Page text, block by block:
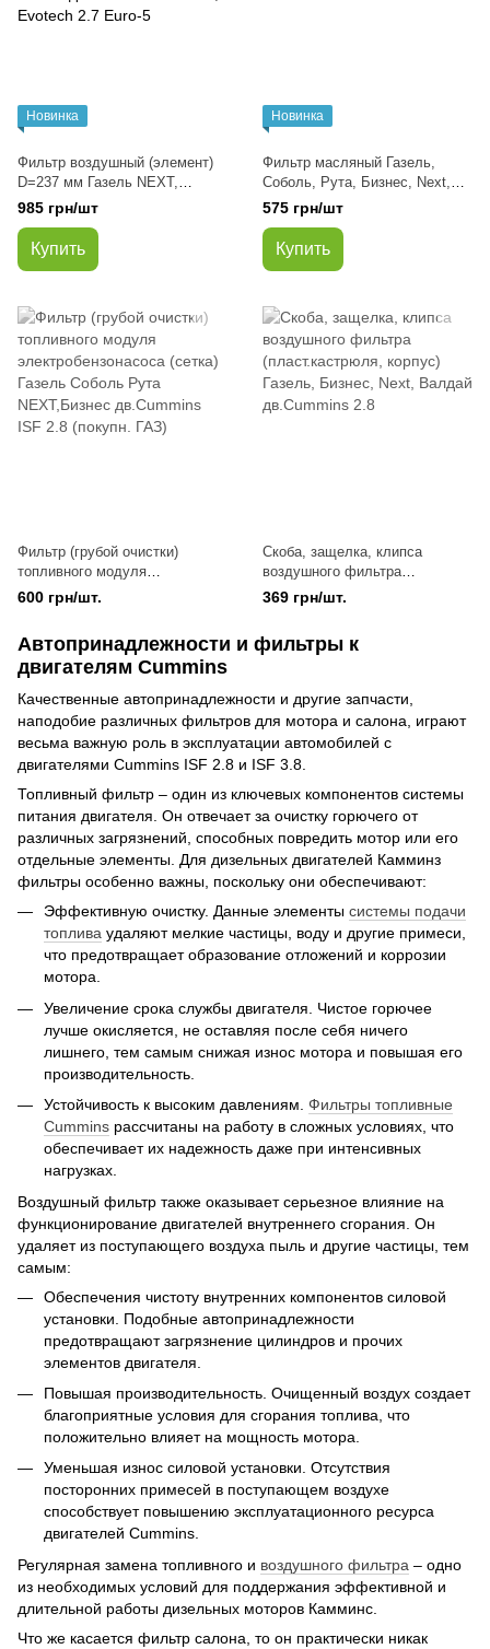
Новинка
Фильтр воздушный (элемент)
D=237 мм Газель NEXT,
Бизнес, Рута, Соболь, Belava
дв. Cummins ISF 2.8, Evotech
2.7 Euro-5
985 грн/шт
Купить
Новинка
Фильтр масляный Газель,
Соболь, Рута, Бизнес, Next,
Belava дв. Cummins ISF 2.8
575 грн/шт
Купить
Фильтр (грубой очистки)
топливного модуля
электробензонасоса (сетка)
Газель Соболь Рута
2.8 (покупн. ГАЗ)
600 грн/шт.
Скоба, защелка, клипса
воздушного фильтра
(пласт.кастрюля, корпус)
Газель, Бизнес, Next, Валдай
369 грн/шт.
Автопринадлежности и фильтры к
двигателям Cummins
Качественные автопринадлежности и другие запчасти,
наподобие различных фильтров для мотора и салона, играют
весьма важную роль в эксплуатации автомобилей с
двигателями Cummins ISF 2.8 и ISF 3.8.
Топливный фильтр – один из ключевых компонентов системы
питания двигателя. Он отвечает за очистку горючего от
различных загрязнений, способных повредить мотор или его
отдельные элементы. Для дизельных двигателей Камминз
фильтры особенно важны, поскольку они обеспечивают:
Эффективную очистку. Данные элементы системы подачи
топлива удаляют мелкие частицы, воду и другие примеси,
что предотвращает образование отложений и коррозии
мотора.
Увеличение срока службы двигателя. Чистое горючее
лучше окисляется, не оставляя после себя ничего
лишнего, тем самым снижая износ мотора и повышая его
производительность.
Устойчивость к высоким давлениям. Фильтры топливные
Cummins рассчитаны на работу в сложных условиях, что
обеспечивает их надежность даже при интенсивных
нагрузках.
Воздушный фильтр также оказывает серьезное влияние на
функционирование двигателей внутреннего сгорания. Он
удаляет из поступающего воздуха пыль и другие частицы, тем
самым:
Обеспечения чистоту внутренних компонентов силовой
установки. Подобные автопринадлежности
предотвращают загрязнение цилиндров и прочих
элементов двигателя.
Повышая производительность. Очищенный воздух создает
благоприятные условия для сгорания топлива, что
положительно влияет на мощность мотора.
Уменьшая износ силовой установки. Отсутствия
посторонних примесей в поступающем воздухе
способствует повышению эксплуатационного ресурса
двигателей Cummins.
Регулярная замена топливного и воздушного фильтра – одно
из необходимых условий для поддержания эффективной и
длительной работы дизельных моторов Камминс.
Что же касается фильтр салона, то он практически никак